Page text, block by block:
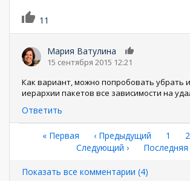
11
Мария Ватулина
15 сентября 2015 12:21
Как вариант, можно попробовать убрать
иерархии пакетов все зависимости на
Ответить
Нумерация
страниц
Первая
страница
« Первая ←
‹ Предыдущий 1 2
Следующая
Следующий ›
Последняя
Последняя
Показать все комментарии (4)